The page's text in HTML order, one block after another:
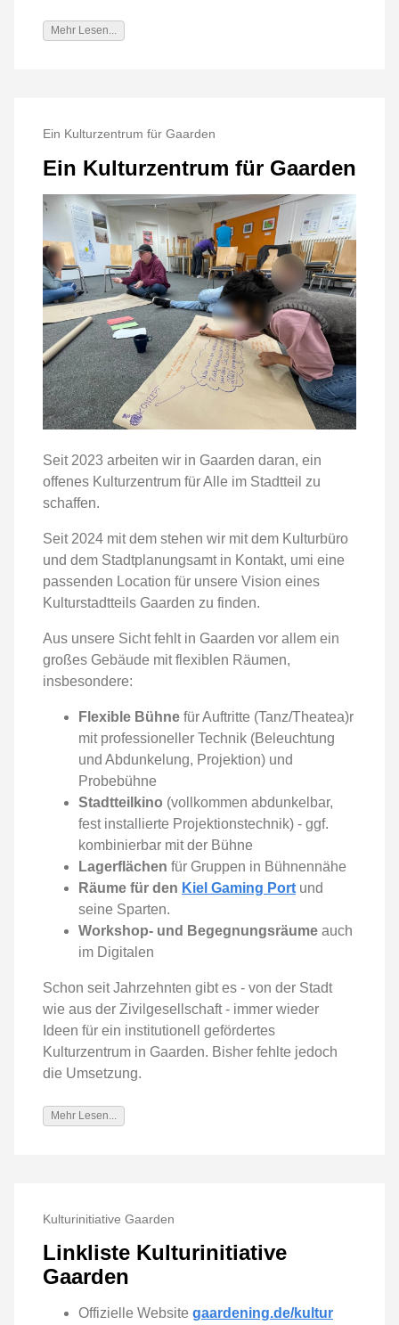
Mehr Lesen...
Ein Kulturzentrum für Gaarden
Ein Kulturzentrum für Gaarden
Seit 2023 arbeiten wir in Gaarden daran, ein
offenes Kulturzentrum für Alle im Stadtteil zu
schaffen.
Seit 2024 mit dem stehen wir mit dem Kulturbüro
und dem Stadtplanungsamt in Kontakt, umi eine
passenden Location für unsere Vision eines
Kulturstadtteils Gaarden zu finden.
Aus unsere Sicht fehlt in Gaarden vor allem ein
großes Gebäude mit flexiblen Räumen,
insbesondere:
Flexible Bühne für Auftritte (Tanz/Theatea)r
mit professioneller Technik (Beleuchtung
und Abdunkelung, Projektion) und
Probebühne
Stadtteilkino (vollkommen abdunkelbar,
fest installierte Projektionstechnik) - ggf.
kombinierbar mit der Bühne
Lagerflächen für Gruppen in Bühnennähe
Räume für den Kiel Gaming Port und
seine Sparten.
Workshop- und Begegnungsräume auch
im Digitalen
Schon seit Jahrzehnten gibt es - von der Stadt
wie aus der Zivilgesellschaft - immer wieder
Ideen für ein institutionell gefördertes
Kulturzentrum in Gaarden. Bisher fehlte jedoch
die Umsetzung.
Mehr Lesen...
Kulturinitiative Gaarden
Linkliste Kulturinitiative
Gaarden
Offizielle Website gaardening.de/kultur